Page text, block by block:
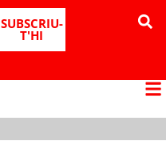
SUBSCRIU-
T'HI